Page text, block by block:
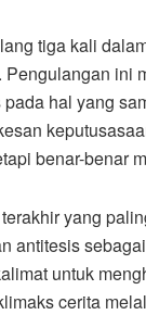
tiga kali
ini
pada hal yang
benar-benar
yang
antitesis
untuk
cerita